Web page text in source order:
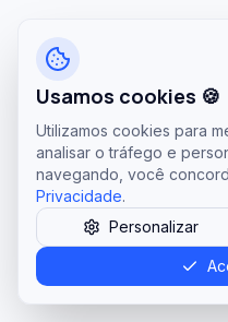
Usamos cookies 🍪
Utilizamos cookies para
analisar o tráfego e
navegando, você
Privacidade.
Personalizar